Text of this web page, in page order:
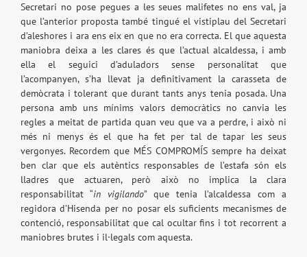
Secretari no pose pegues a les seues malifetes no ens val, ja
que l’anterior proposta també tingué el vistiplau del Secretari
d’aleshores i ara ens eix en que no era correcta. El que aquesta
maniobra deixa a les clares és que l’actual alcaldessa, i amb
ella el seguici d’aduladors sense personalitat que
l’acompanyen, s’ha llevat ja definitivament la carasseta de
demòcrata i tolerant que durant tants anys tenia posada. Una
persona amb uns mínims valors democràtics no canvia les
regles a meitat de partida quan veu que va a perdre, i això ni
més ni menys és el que ha fet per tal de tapar les seus
vergonyes. Recordem que MÉS COMPROMÍS sempre ha deixat
ben clar que els autèntics responsables de l’estafa són els
lladres que actuaren, però això no implica la clara
responsabilitat “in vigilando” que tenia l’alcaldessa com a
regidora d’Hisenda per no posar els suficients mecanismes de
contenció, responsabilitat que cal ocultar fins i tot recorrent a
maniobres brutes i il·legals com aquesta.